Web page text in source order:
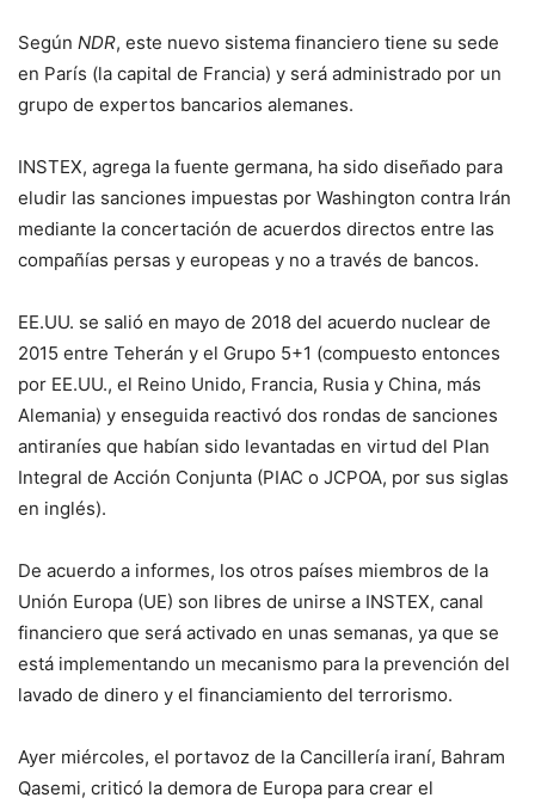
Según NDR, este nuevo sistema financiero tiene su sede
en París (la capital de Francia) y será administrado por un
grupo de expertos bancarios alemanes.
INSTEX, agrega la fuente germana, ha sido diseñado para
eludir las sanciones impuestas por Washington contra Irán
mediante la concertación de acuerdos directos entre las
compañías persas y europeas y no a través de bancos.
EE.UU. se salió en mayo de 2018 del acuerdo nuclear de
2015 entre Teherán y el Grupo 5+1 (compuesto entonces
por EE.UU., el Reino Unido, Francia, Rusia y China, más
Alemania) y enseguida reactivó dos rondas de sanciones
antiraníes que habían sido levantadas en virtud del Plan
Integral de Acción Conjunta (PIAC o JCPOA, por sus siglas
en inglés).
De acuerdo a informes, los otros países miembros de la
Unión Europa (UE) son libres de unirse a INSTEX, canal
financiero que será activado en unas semanas, ya que se
está implementando un mecanismo para la prevención del
lavado de dinero y el financiamiento del terrorismo.
Ayer miércoles, el portavoz de la Cancillería iraní, Bahram
Qasemi, criticó la demora de Europa para crear el